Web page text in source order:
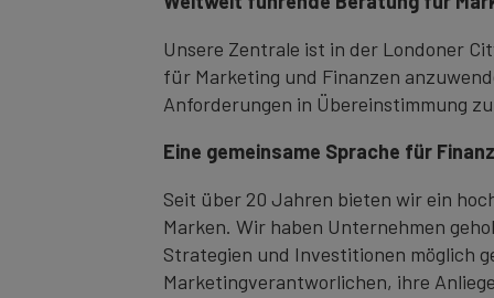
Unsere Zentrale ist in der Londoner
für Marketing und Finanzen
Anforderungen in Übereinstimmung
Eine gemeinsame Sprache für
Seit über 20 Jahren bieten wir ein
Marken. Wir haben Unternehmen
Strategien und Investitionen möglich
Marketingverantworlichen, ihre